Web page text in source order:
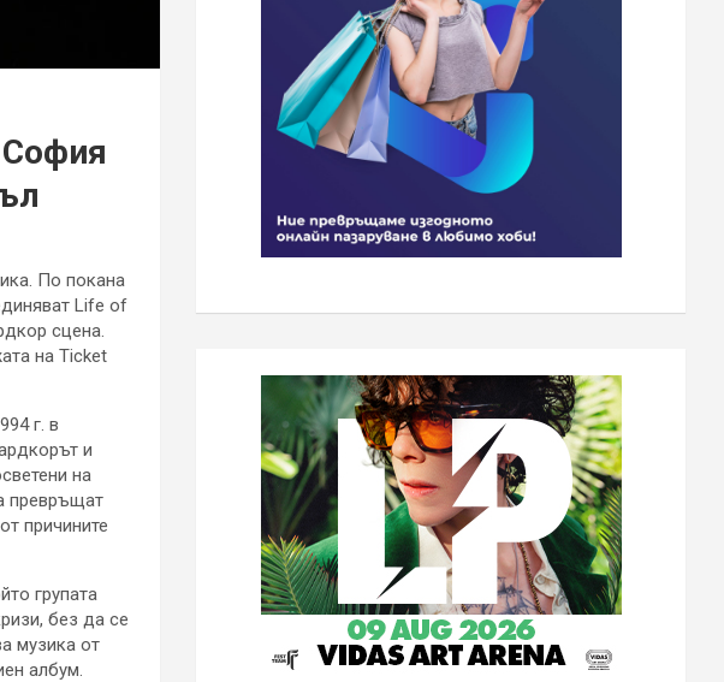
София
По покана
Life of
сцена.
на Ticket
г. в
и
на
превръщат
причините
групата
без да се
музика от
албум.